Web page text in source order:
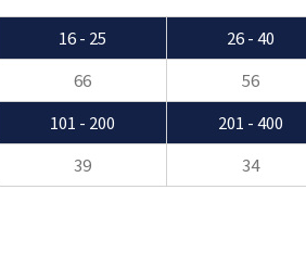
16 - 25 26 - 40
66 56
101 - 200 201 - 400
39 34